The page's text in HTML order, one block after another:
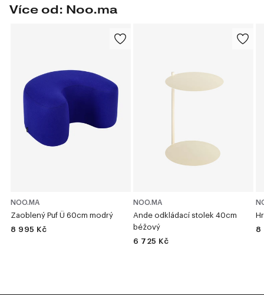
Více od: Noo.ma
NOO.MA
Zaoblený Puf Ü 60cm modrý
8 995 Kč
NOO.MA
Ande odkládací stolek 40cm
béžový
6 725 Kč
8